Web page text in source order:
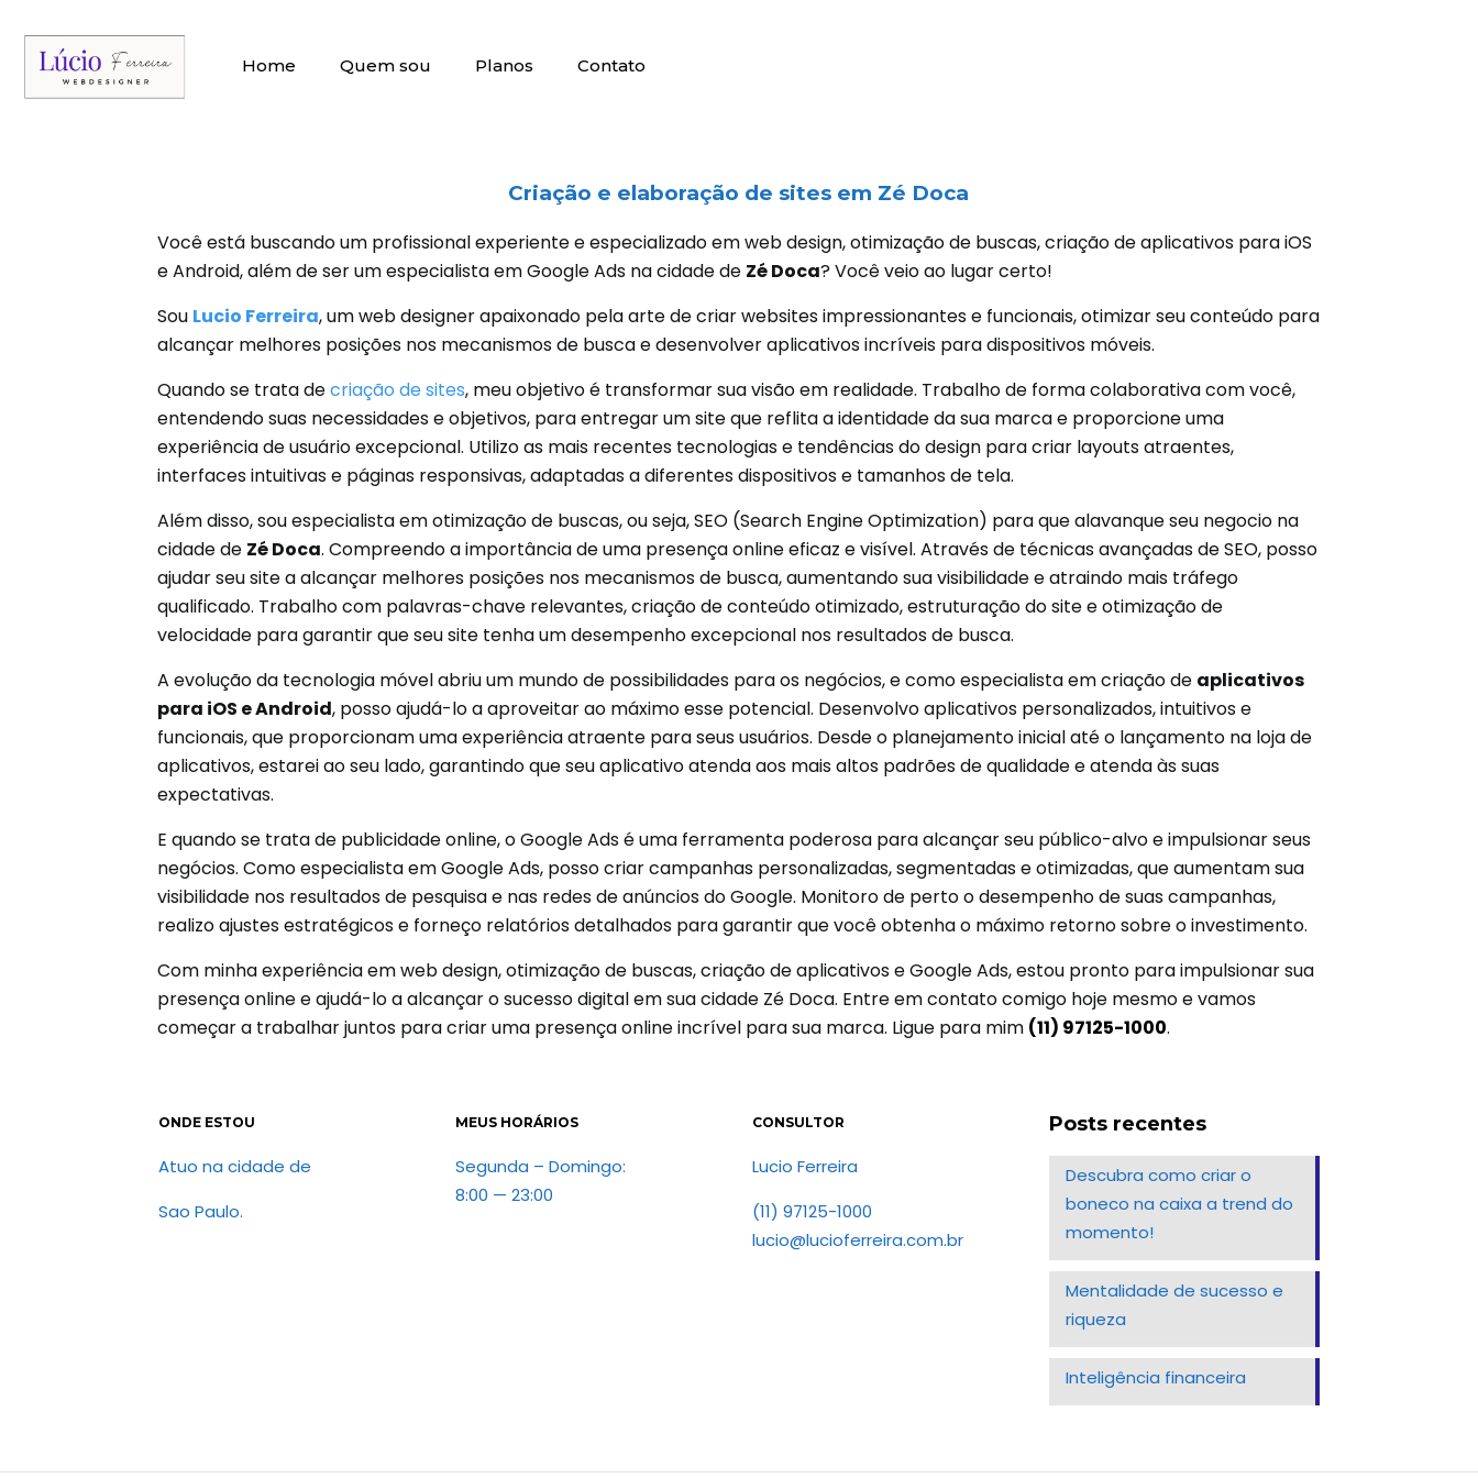
Home Quem sou Planos Contato
Criação e elaboração de sites em Zé Doca
Você está buscando um profissional experiente e especializado em web design, otimização de buscas, criação de aplicativos para iOS
e Android, além de ser um especialista em Google Ads na cidade de Zé Doca? Você veio ao lugar certo!
Sou Lucio Ferreira, um web designer apaixonado pela arte de criar websites impressionantes e funcionais, otimizar seu conteúdo para
alcançar melhores posições nos mecanismos de busca e desenvolver aplicativos incríveis para dispositivos móveis.
Quando se trata decriação de sites, meu objetivo é transformar sua visão em realidade. Trabalho de forma colaborativa com você,
entendendo suas necessidades e objetivos, para entregar um site que reflita a identidade da sua marca e proporcione uma
experiência de usuário excepcional. Utilizo as mais recentes tecnologias e tendências do design para criar layouts atraentes,
interfaces intuitivas e páginas responsivas, adaptadas a diferentes dispositivos e tamanhos de tela.
Além disso, sou especialista em otimização de buscas, ou seja, SEO (Search Engine Optimization) para que alavanque seu negocio na
cidade de Zé Doca. Compreendo a importância de uma presença online eficaz e visível. Através de técnicas avançadas de SEO, posso
ajudar seu site a alcançar melhores posições nos mecanismos de busca, aumentando sua visibilidade e atraindo mais tráfego
qualificado. Trabalho com palavras-chave relevantes, criação de conteúdo otimizado, estruturação do site e otimização de
velocidade para garantir que seu site tenha um desempenho excepcional nos resultados de busca.
A evolução da tecnologia móvel abriu um mundo de possibilidades para os negócios, e como especialista em criação de aplicativos
para iOS e Android, posso ajudá-lo a aproveitar ao máximo esse potencial. Desenvolvo aplicativos personalizados, intuitivos e
funcionais, que proporcionam uma experiência atraente para seus usuários. Desde o planejamento inicial até o lançamento na loja de
aplicativos, estarei ao seu lado, garantindo que seu aplicativo atenda aos mais altos padrões de qualidade e atenda às suas
expectativas.
E quando se trata de publicidade online, o Google Ads é uma ferramenta poderosa para alcançar seu público-alvo e impulsionar seus
negócios. Como especialista em Google Ads, posso criar campanhas personalizadas, segmentadas e otimizadas, que aumentam sua
visibilidade nos resultados de pesquisa e nas redes de anúncios do Google. Monitoro de perto o desempenho de suas campanhas,
realizo ajustes estratégicos e forneço relatórios detalhados para garantir que você obtenha o máximo retorno sobre o investimento.
Com minha experiência em web design, otimização de buscas, criação de aplicativos e Google Ads, estou pronto para impulsionar sua
presença online e ajudá-lo a alcançar o sucesso digital em sua cidade Zé Doca. Entre em contato comigo hoje mesmo e vamos
começar a trabalhar juntos para criar uma presença online incrível para sua marca. Ligue para mim (11) 97125-1000.
ONDE ESTOU
Atuo na cidade de
Sao Paulo.
MEUS HORÁRIOS
Segunda – Domingo:
8:00 — 23:00
CONSULTOR
Lucio Ferreira
(11) 97125-1000
lucio@lucioferreira.com.br
Posts recentes
Descubra como criar o
boneco na caixa a trend do
momento!
Mentalidade de sucesso e
riqueza
Inteligência financeira